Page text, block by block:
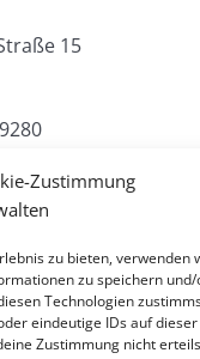
Zustimmung
zu bieten, verwenden
zu speichern
Technologien
eindeutige IDs auf dieser
Zustimmung nicht
15
am-markt.com